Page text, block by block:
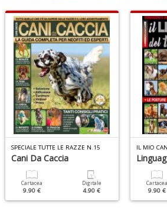
SPECIALE TUTTE LE RAZZE N.15
Cani Da Caccia
Cartacea
9.90 €
Digitale
4.90 €
IL MIO
Cartacea
9.90 €